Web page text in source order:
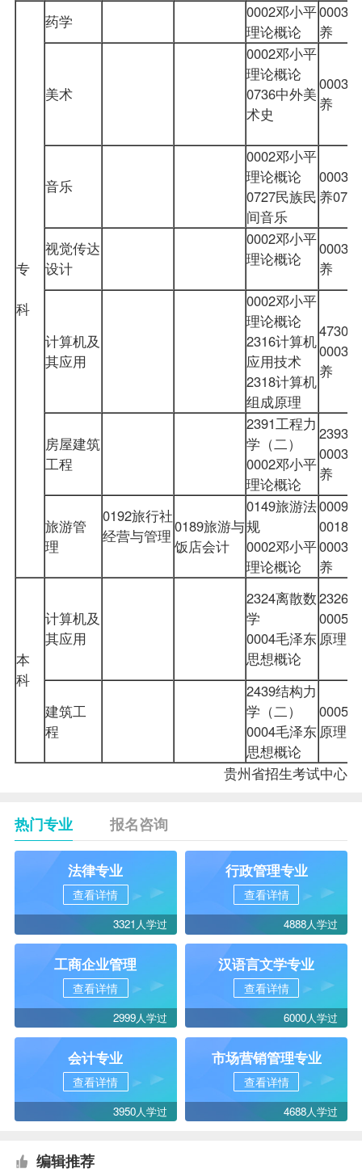
专
科
药学
0002邓小平
理论概论
0003
养
美术
0002邓小平
理论概论
0736中外美
术史
0003
养
音乐
0002邓小平
理论概论
0727民族民
间音乐
0003
养
视觉传达
设计
0002邓小平
理论概论
0003
养
计算机及
其应用
0002邓小平
理论概论
2316计算机
应用技术
2318计算机
组成原理
4730
0003
养
房屋建筑
工程
2391工程力
学（二）
0002邓小平
理论概论
2393
0003
养
旅游管
理
0192旅行社
经营与管理 0189旅游与
饭店会计
0149旅游法
规
0002邓小平
理论概论
0009
0018
0003
养
本
科
计算机及
其应用
2324离散数
学
0004毛泽东
思想概论
2326
0005
原理
建筑工
程
2439结构力
学（二）
0004毛泽东
思想概论
0005
原理
贵州省招生考试中心
热门专业 报名咨询
法律专业
查看详情
3321人学过
行政管理专业
查看详情
4888人学过
工商企业管理
查看详情
2999人学过
汉语言文学专业
查看详情
6000人学过
会计专业
查看详情
3950人学过
市场营销管理专业
查看详情
4688人学过
编辑推荐